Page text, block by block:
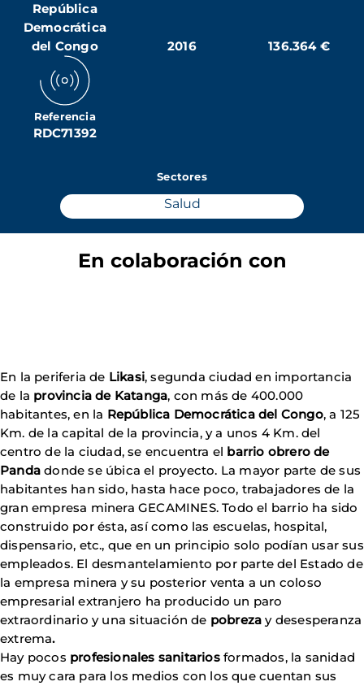
República
Democrática
del Congo
2016 136.364 €
Referencia
RDC71392
Sectores
Salud
En colaboración con
En la periferia de Likasi, segunda ciudad en importancia
de la provincia de Katanga, con más de 400.000
habitantes, en la República Democrática del Congo, a 125
Km. de la capital de la provincia, y a unos 4 Km. del
centro de la ciudad, se encuentra el barrio obrero de
Panda donde se úbica el proyecto. La mayor parte de sus
habitantes han sido, hasta hace poco, trabajadores de la
gran empresa minera GECAMINES. Todo el barrio ha sido
construido por ésta, así como las escuelas, hospital,
dispensario, etc., que en un principio solo podían usar sus
empleados. El desmantelamiento por parte del Estado de
la empresa minera y su posterior venta a un coloso
empresarial extranjero ha producido un paro
extraordinario y una situación de pobreza y desesperanza
extrema.
Hay pocos profesionales sanitariosformados, la sanidad
es muy cara para los medios con los que cuentan sus